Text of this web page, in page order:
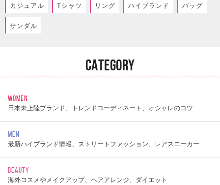
カジュアル Tシャツ リング ハイブランド バッグ
サンダル
CATEGORY
WOMEN
日本未上陸ブランド、トレンドコーディネート、オシャレのコツ
MEN
最新ハイブランド情報、ストリートファッション、レアスニーカー
BEAUTY
海外コスメやメイクアップ、ヘアアレンジ、ダイエット